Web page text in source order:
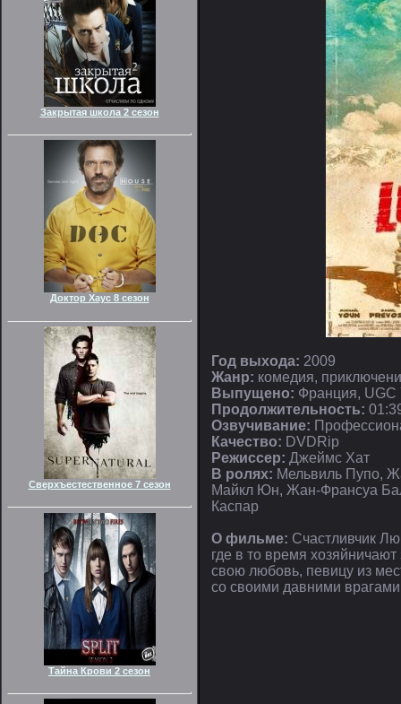
Закрытая школа 2 сезон
Доктор Хаус 8 сезон
Сверхъестественное 7 сезон
Тайна Крови 2 сезон
Год выхода: 2009
Жанр: комедия,
Выпущено: Франция, UGC
Продолжительность:
Озвучивание:
Качество: DVDRip
Режиссер: Джеймс Хат
В ролях: Мельвиль Пупо,
Майкл Юн, Жан-Франсуа
Каспар
О фильме: Счастливчик
где в то время
свою любовь, певицу из
со своими давними